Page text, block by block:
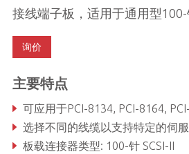
接线端子板，适用于通用型100-
询价
主要特点
可应用于PCI-8134, PCI-8164, PCI-8154,
选择不同的线缆以支持特定的伺
板载连接器类型: 100-针 SCSI-II